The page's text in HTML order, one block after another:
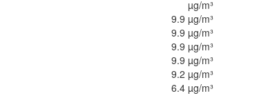
µg/m³
9.9 µg/m³
9.9 µg/m³
9.9 µg/m³
9.9 µg/m³
9.2 µg/m³
6.4 µg/m³